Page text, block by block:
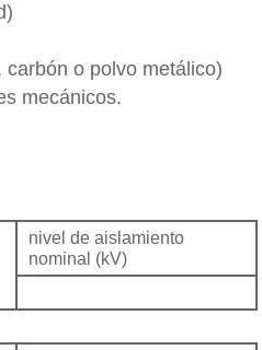
o polvo metálico)
mecánicos.
nivel de aislamiento
nominal (kV)